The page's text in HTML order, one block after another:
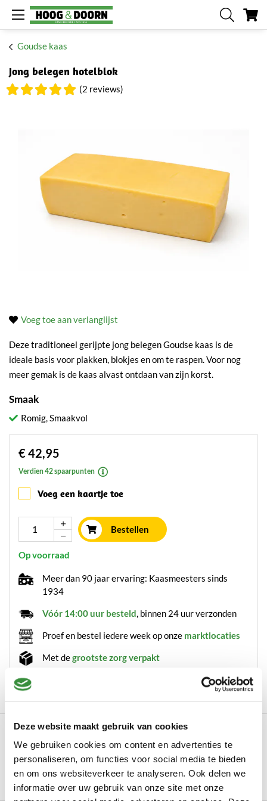
Deze website maakt gebruik van cookies
We gebruiken cookies om content en advertenties te
personaliseren, om functies voor social media te bieden
en om ons websiteverkeer te analyseren. Ook delen we
informatie over uw gebruik van onze site met onze
Goudse kaas
Jong belegen hotelblok
(2 reviews)
Voeg toe aan verlanglijst
Deze traditioneel gerijpte jong belegen Goudse kaas is de
ideale basis voor plakken, blokjes en om te raspen. Voor nog
meer gemak is de kaas alvast ontdaan van zijn korst.
Smaak
Romig, Smaakvol
€ 42,95
Verdien 42 spaarpunten
Voeg een kaartje toe
Bestellen
Op voorraad
Meer dan 90 jaar ervaring: Kaasmeesters sinds
1934
Vóór 14:00 uur besteld, binnen 24 uur verzonden
Proef en bestel iedere week op onze marktlocaties
Met degrootste zorg verpakt
Omschrijving
Jong belegen hotelblok Onze Goudse kaas wordt volgens
traditioneel recept gemaakt, met uitslui...
Lees meer